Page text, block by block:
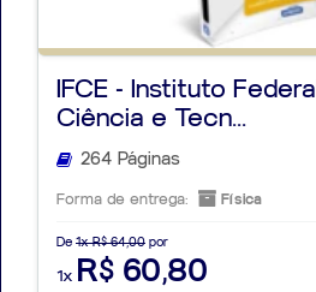
IFCE - Instituto
Ciência e Tecn...
264 Páginas
Forma de entrega: Física
De 1x R$ 64,00 por
1x R$ 60,80